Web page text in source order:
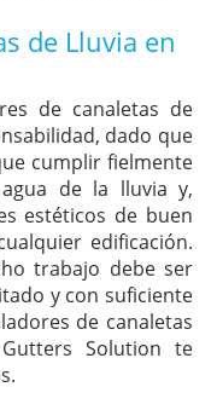
de Lluvia en
de canaletas de
dado que
cumplir fielmente
de la lluvia y,
estéticos de buen
edificación.
trabajo debe ser
y con suficiente
de canaletas
Solution te